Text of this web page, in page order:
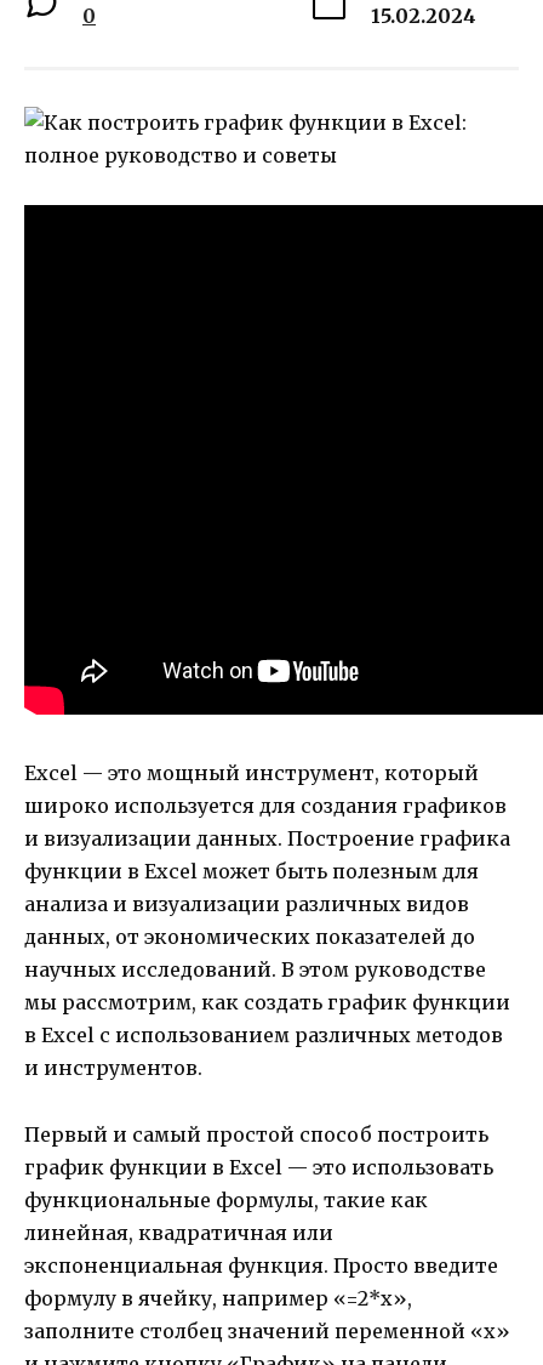
0 15.02.2024
Excel — это мощный инструмент, который
широко используется для создания графиков
и визуализации данных. Построение графика
функции в Excel может быть полезным для
анализа и визуализации различных видов
данных, от экономических показателей до
научных исследований. В этом руководстве
мы рассмотрим, как создать график функции
в Excel с использованием различных методов
и инструментов.
Первый и самый простой способ построить
график функции в Excel — это использовать
функциональные формулы, такие как
линейная, квадратичная или
экспоненциальная функция. Просто введите
формулу в ячейку, например «=2*x»,
заполните столбец значений переменной «x»